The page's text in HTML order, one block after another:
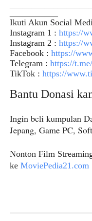
Ikuti Akun Social
Instagram 1 : https://
Instagram 2 : https://
Facebook : https://
Telegram : https://
TikTok : https://
Bantu Donasi
Ingin beli kumpulan
Jepang, Game PC,
Nonton Film
ke MoviePedia21.com